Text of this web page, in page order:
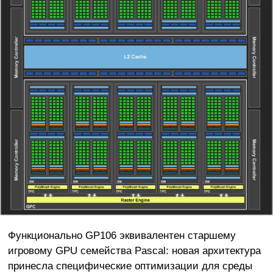
Функционально GP106 эквивалентен старшему
игровому GPU семейства Pascal: новая архитектура
принесла специфические оптимизации для среды